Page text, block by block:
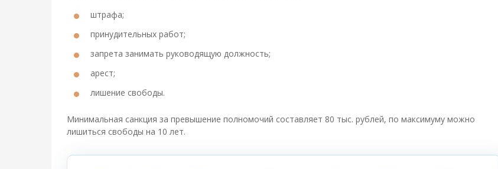
штрафа;
принудительных работ;
запрета занимать руководящую должность;
арест;
лишение свободы.
Минимальная санкция за превышение полномочий составляет 80 тыс. рублей, по максимуму можно
лишиться свободы на 10 лет.